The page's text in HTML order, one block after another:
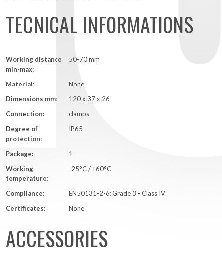
TECNICAL INFORMATIONS
Working distance
min-max:
50-70 mm
Material:
None
Dimensions mm:
120 x 37 x 26
Connection:
clamps
Degree of
protection:
IP65
Package:
1
Working
temperature:
-25°C / +60°C
Compliance:
EN50131-2-6: Grade 3 - Class IV
Certificates:
None
ACCESSORIES